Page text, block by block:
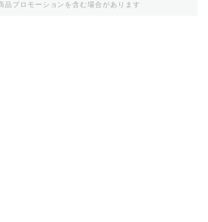
品プロモーションを含む場合があります